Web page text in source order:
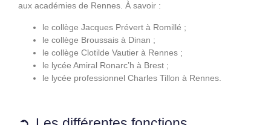
aux académies de Rennes. À savoir :
le collège Jacques Prévert à Romillé ;
le collège Broussais à Dinan ;
le collège Clotilde Vautier à Rennes ;
le lycée Amiral Ronarc’h à Brest ;
le lycée professionnel Charles Tillon à Rennes.